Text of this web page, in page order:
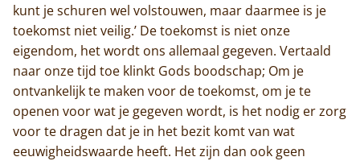
kunt je schuren wel volstouwen, maar daarmee is je
toekomst niet veilig.’ De toekomst is niet onze
eigendom, het wordt ons allemaal gegeven. Vertaald
naar onze tijd toe klinkt Gods boodschap; Om je
ontvankelijk te maken voor de toekomst, om je te
openen voor wat je gegeven wordt, is het nodig er zorg
voor te dragen dat je in het bezit komt van wat
eeuwigheidswaarde heeft. Het zijn dan ook geen